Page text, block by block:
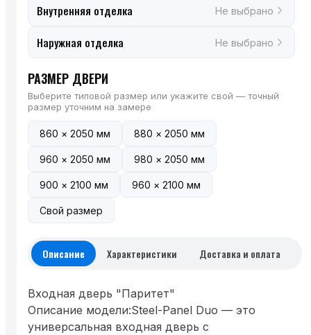
Внутренняя отделка Не выбрано
Наружная отделка Не выбрано
РАЗМЕР ДВЕРИ
Выберите типовой размер или укажите свой — точный
размер уточним на замере
860 × 2050 мм 880 × 2050 мм
960 × 2050 мм 980 × 2050 мм
900 × 2100 мм 960 × 2100 мм
Свой размер
Описание Характеристики Доставка и оплата
Входная дверь "Паритет"
Описание модели:Steel-Panel Duo — это
универсальная входная дверь с